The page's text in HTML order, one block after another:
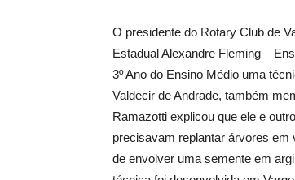
O presidente do Rotary Club de
Estadual Alexandre Fleming –
3º Ano do Ensino Médio uma
Valdecir de Andrade, também
Ramazotti explicou que ele e
precisavam replantar árvores em
de envolver uma semente em